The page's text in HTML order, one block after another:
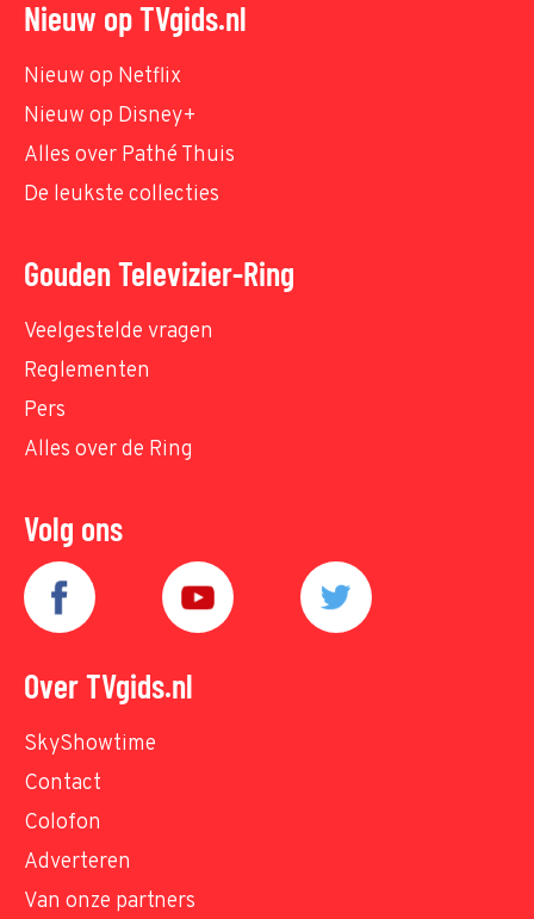
Nieuw op TVgids.nl
Nieuw op Netflix
Nieuw op Disney+
Alles over Pathé Thuis
De leukste collecties
Gouden Televizier-Ring
Veelgestelde vragen
Reglementen
Pers
Alles over de Ring
Volg ons
Over TVgids.nl
SkyShowtime
Contact
Colofon
Adverteren
Van onze partners